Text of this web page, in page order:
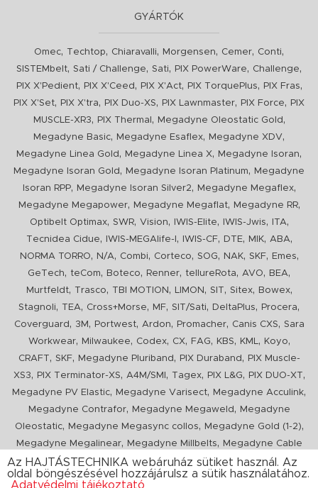
GYÁRTÓK
Omec, Techtop, Chiaravalli, Morgensen, Cemer, Conti,
SISTEMbelt, Sati / Challenge, Sati, PIX PowerWare, Challenge,
PIX X'Pedient, PIX X'Ceed , PIX X'Act, PIX TorquePlus, PIX Fras,
PIX X'Set, PIX X'tra, PIX Duo-XS, PIX Lawnmaster, PIX Force,
PIX
MUSCLE-XR3, PIX Thermal , Megadyne Oleostatic Gold ,
Megadyne Basic, Megadyne Esaflex, Megadyne XDV,
Megadyne Linea Gold , Megadyne Linea X, Megadyne Isoran,
Megadyne Isoran Gold , Megadyne Isoran Platinum,
Megadyne
Isoran RPP, Megadyne Isoran Silver2, Megadyne Megaflex,
Megadyne Megapower, Megadyne Megaflat, Megadyne RR,
Optibelt Optimax, SWR, Vision, IWIS-Elite, IWIS-Jwis, ITA,
Tecnidea Cidue, IWIS-MEGAlife-I , IWIS-CF, DTE, MIK, ABA,
NORMA TORRO, N/A, Combi, Corteco, SOG, NAK, SKF, Emes,
GeTech, teCom, Boteco, Renner, tellureRota, AVO, BEA,
Murtfeldt, Trasco, TBI MOTION , LIMON , SIT, Sitex, Bowex,
Stagnoli, TEA, Cross+Morse, MF, SIT/Sati, DeltaPlus, Procera,
Coverguard , 3M , Portwest, Ardon, Promacher, Canis CXS, Sara
Workwear, Milwaukee, Codex, CX, FAG, KBS, KML, Koyo,
CRAFT, SKF, Megadyne Pluriband , PIX Duraband ,
PIX Muscle-
XS3, PIX Terminator-XS, A4M/SMI , Tagex, PIX L&G, PIX DUO-XT,
Megadyne PV Elastic, Megadyne Varisect, Megadyne Acculink,
Megadyne Contrafor, Megadyne Megaweld ,
Megadyne
Oleostatic, Megadyne Megasync collos, Megadyne Gold (1-2),
Megadyne Megalinear, Megadyne Millbelts,
Megadyne Cable
Pull, PIX X'Ceed,Megadyne Pull Down, Optibelt VB,Mitsuboshi
ConCar,Megadyne Megarib ,PIX HARVESTER,Urgent
Az HAJTÁSTECHNIKA webáruház sütiket használ. Az
oldal böngészésével hozzájárulsz a sütik használatához.
Adatvédelmi tájékoztató